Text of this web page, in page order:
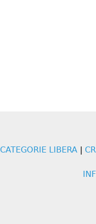
CATEGORIE LIBERA